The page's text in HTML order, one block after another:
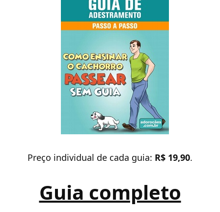
Preço individual de cada guia: R$ 19,90.
Guia completo